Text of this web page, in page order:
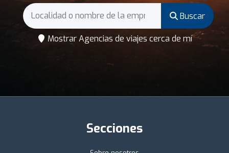
Buscar
Mostrar Agencias de viajes cerca de mí
Secciones